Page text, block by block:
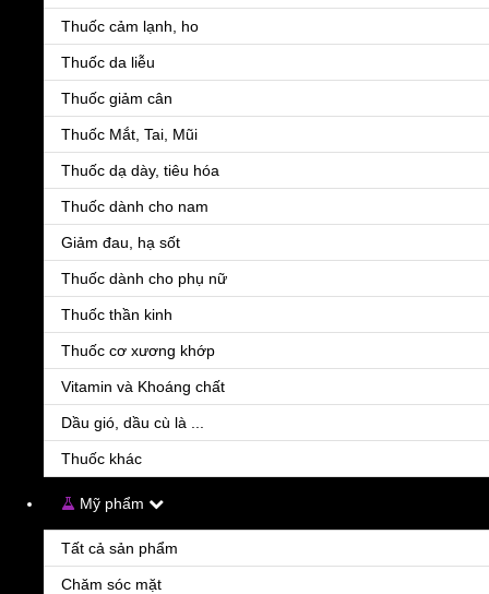
Thuốc cảm lạnh, ho
Thuốc da liễu
Thuốc giảm cân
Thuốc Mắt, Tai, Mũi
Thuốc dạ dày, tiêu hóa
Thuốc dành cho nam
Giảm đau, hạ sốt
Thuốc dành cho phụ nữ
Thuốc thần kinh
Thuốc cơ xương khớp
Vitamin và Khoáng chất
Dầu gió, dầu cù là ...
Thuốc khác
Mỹ phẩm
Tất cả sản phẩm
Chăm sóc mặt
Chữa các vết bỏng nông, bỏng trung bình và các vết mổ vô trùng
Qui cách: Lọ
Nhóm: Thuốc không kê đơn
31.000đ
| THÊM VÀO GIỎ HÀNG
Ngại đặt hàng
- Gọi ngay Hotline:0963.14.1408
Tư vấn miễn phí- Thời gian: 08h00- 21h00
Ngại gọi điện?
Gọi lại cho tôi ngay